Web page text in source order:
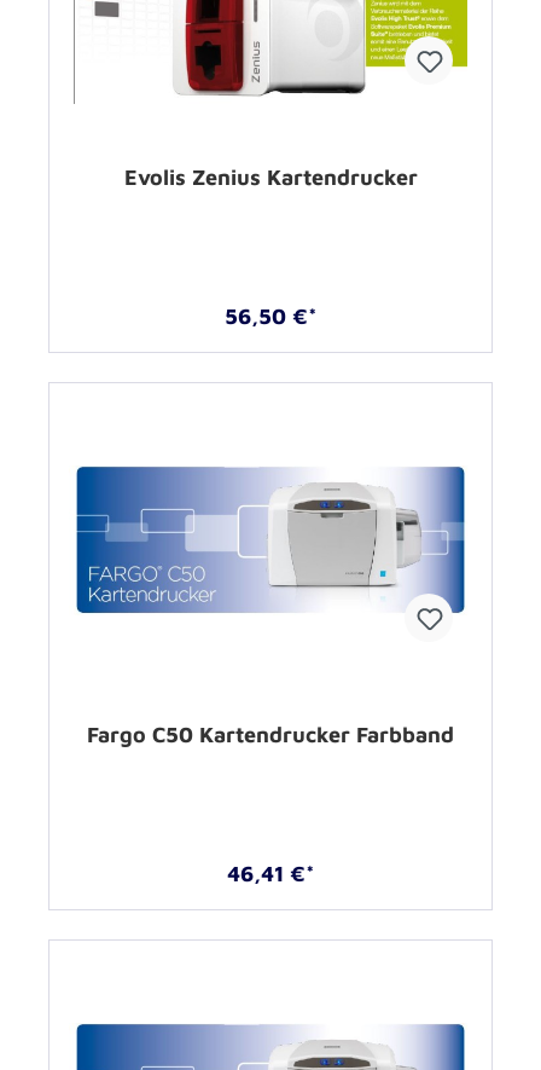
Evolis Zenius Kartendrucker
56,50 €*
Fargo C50 Kartendrucker Farbband
46,41 €*